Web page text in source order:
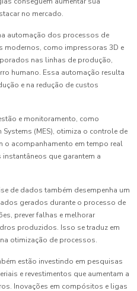
no mercado.
automação dos processos de
modernos, como impressoras 3D e
nas linhas de produção,
humano. Essa automação resulta
e na redução de custos
e monitoramento, como
(MES), otimiza o controle de
o acompanhamento em tempo real
que garantem a
de dados também desempenha um
gerados durante o processo de
prever falhas e melhorar
produzidos. Isso se traduz em
otimização de processos.
estão investindo em pesquisas
e revestimentos que aumentam a
Inovações em compósitos e ligas